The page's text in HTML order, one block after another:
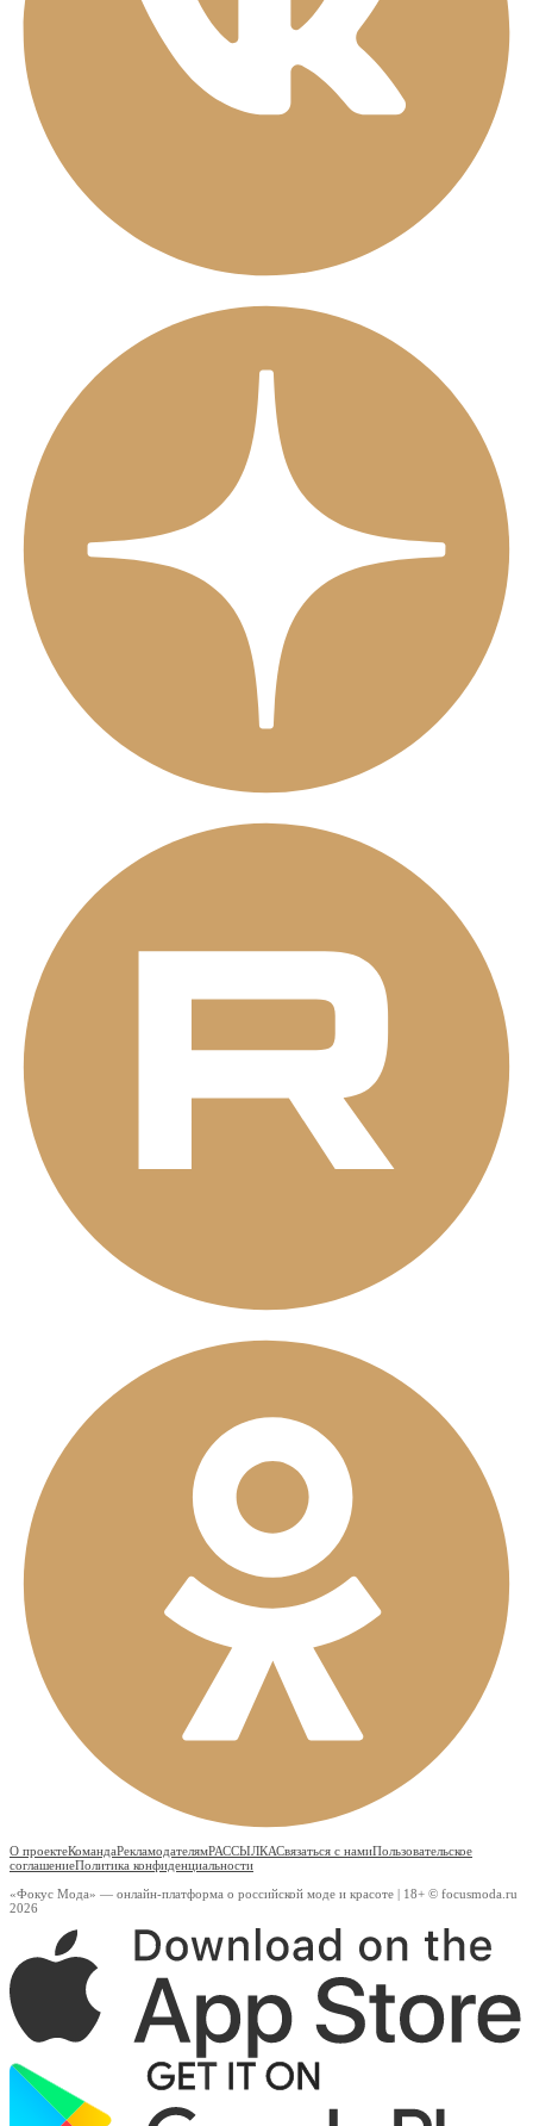
О проектеКомандаРекламодателямРАССЫЛКАСвязаться с намиПользовательское
соглашениеПолитика конфиденциальности
«Фокус Мода» — онлайн-платформа о российской моде и красоте | 18+ © focusmoda.ru
2026